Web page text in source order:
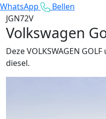
WhatsApp
Bellen
JGN72V
Volkswagen
Deze VOLKSWAGEN
diesel.